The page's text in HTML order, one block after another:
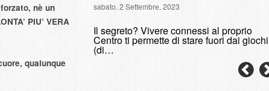
nè un
PIU’ VERA
qualunque
sabato, 2 Settembre, 2023
Il segreto? Vivere connessi al proprio
Centro ti permette di stare fuori dai giochi
(di…